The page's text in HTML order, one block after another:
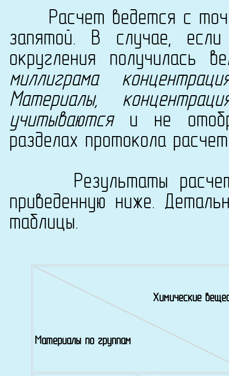
Расчет ведется с
запятой. В случае,
округления получилась
миллиграма
Материалы,
учитываютсяи не
разделах протокола
Результаты расчета
приведенную ниже.
таблицы.
Химические
Материалы по группам